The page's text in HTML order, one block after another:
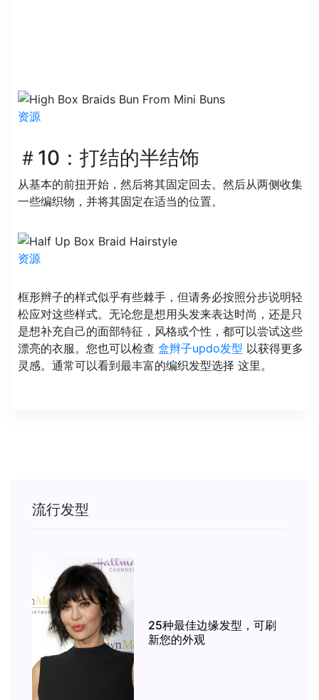
资源
＃10：打结的半结饰
从基本的前扭开始，然后将其固定回去。然后从两侧收集
一些编织物，并将其固定在适当的位置。
资源
框形辫子的样式似乎有些棘手，但请务必按​​照分步说明轻
松应对这些样式。无论您是想用头发来表达时尚，还是只
是想补充自己的面部特征，风格或个性，都可以尝试这些
漂亮的衣服。您也可以检查 盒辫子updo发型 以获得更多
灵感。通常可以看到最丰富的编织发型选择 这里。
流行发型
25种最佳边缘发型，可刷
新您的外观